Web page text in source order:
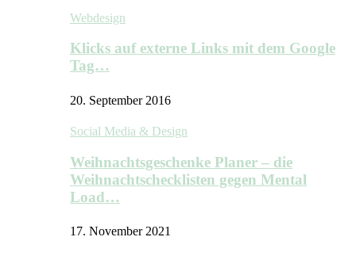
Webdesign
Klicks auf externe Links mit dem Google
Tag…
20. September 2016
Social Media & Design
Weihnachtsgeschenke Planer – die
Weihnachtschecklisten gegen Mental
Load…
17. November 2021